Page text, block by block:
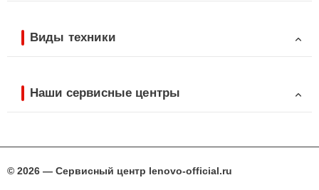
Виды техники
Наши сервисные центры
© 2026 — Сервисный центр lenovo-official.ru